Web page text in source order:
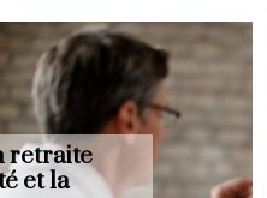
retraite
et la